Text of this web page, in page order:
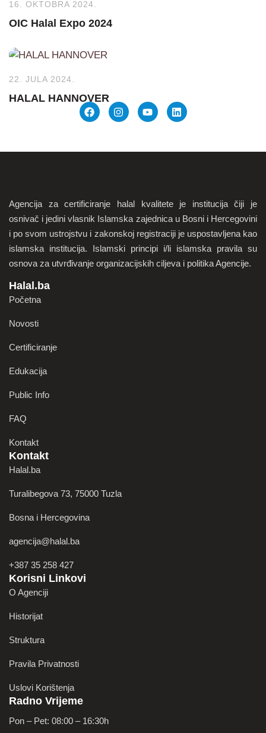
16. OKTOBRA 2024.
OIC Halal Expo 2024
22. JULA 2024.
HALAL HANNOVER
Agencija za certificiranje halal kvalitete je institucija čiji je
osnivač i jedini vlasnik Islamska zajednica u Bosni i Hercegovini
i po svom ustrojstvu i zakonskoj registraciji je uspostavljena kao
islamska institucija. Islamski principi i/li islamska pravila su
osnova za utvrđivanje organizacijskih ciljeva i politika Agencije.
Halal.ba
Početna
Novosti
Certificiranje
Edukacija
Public Info
FAQ
Kontakt
Kontakt
Halal.ba
Turalibegova 73, 75000 Tuzla
Bosna i Hercegovina
agencija@halal.ba
+387 35 258 427
Korisni Linkovi
O Agenciji
Historijat
Struktura
Pravila Privatnosti
Uslovi Korištenja
Radno Vrijeme
Pon – Pet: 08:00 – 16:30h